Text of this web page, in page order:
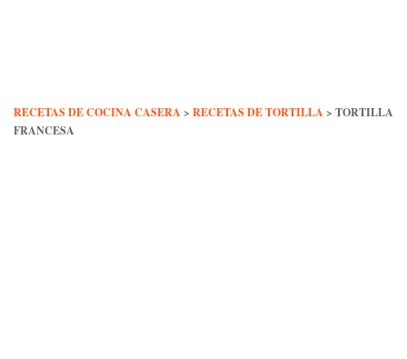
RECETAS DE COCINA CASERA > RECETAS DE TORTILLA > TORTILLA
FRANCESA